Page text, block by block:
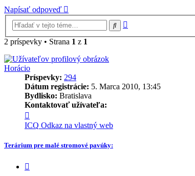
Napísať odpoveď
Hľadať
2 príspevky • Strana 1 z 1
Horácio
Príspevky: 294
Dátum registrácie: 5. Marca 2010, 13:45
Bydlisko: Bratislava
Kontaktovať užívateľa:
informácie
užívateľa
Horácio
ICQ Odkaz na vlastný web
Terárium pre malé stromové pavúky: